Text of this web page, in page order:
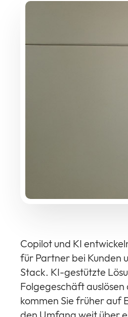
Copilot und KI
für Partner bei Kunden
Stack. KI-gestützte
Folgegeschäft
kommen Sie früher auf